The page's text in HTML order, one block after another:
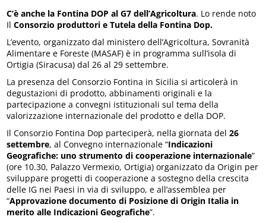
C’è anche la Fontina DOP al G7 dell’Agricoltura. Lo rende noto
IlConsorzio produttori e Tutela della Fontina Dop.
L’evento, organizzato dal ministero dell’Agricoltura, Sovranità
Alimentare e Foreste (MASAF) è in programma sull’isola di
Ortigia (Siracusa) dal 26 al 29 settembre.
La presenza del Consorzio Fontina in Sicilia si articolerà in
degustazioni di prodotto, abbinamenti originali e la
partecipazione a convegni istituzionali sul tema della
valorizzazione internazionale del prodotto e della DOP.
Il Consorzio Fontina Dop parteciperà, nella giornata del26
settembre, al Convegno internazionale “Indicazioni
Geografiche: uno strumento di cooperazione internazionale”
(ore 10.30, Palazzo Vermexio, Ortigia) organizzato da Origin per
sviluppare progetti di cooperazione a sostegno della crescita
delle IG nei Paesi in via di sviluppo, e all’assemblea per
“Approvazione documento di Posizione di Origin Italia in
merito alle Indicazioni Geografiche”.